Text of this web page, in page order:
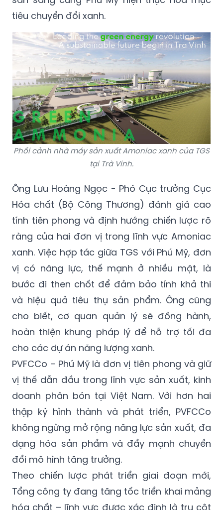
tiêu chuyển đổi xanh.
Phối cảnh nhà máy sản xuất Amoniac xanh của TGS
tại Trà Vinh.
Ông Lưu Hoàng Ngọc - Phó Cục trưởng Cục
Hóa chất (Bộ Công Thương) đánh giá cao
tính tiên phong và định hướng chiến lược rõ
ràng của hai đơn vị trong lĩnh vực Amoniac
xanh. Việc hợp tác giữa TGS với Phú Mỹ, đơn
vị có năng lực, thế mạnh ở nhiều mặt, là
bước đi then chốt để đảm bảo tính khả thi
và hiệu quả tiêu thụ sản phẩm. Ông cũng
cho biết, cơ quan quản lý sẽ đồng hành,
hoàn thiện khung pháp lý để hỗ trợ tối đa
cho các dự án năng lượng xanh.
PVFCCo – Phú Mỹ là đơn vị tiên phong và giữ
vị thế dẫn đầu trong lĩnh vực sản xuất, kinh
doanh phân bón tại Việt Nam. Với hơn hai
thập kỷ hình thành và phát triển, PVFCCo
không ngừng mở rộng năng lực sản xuất, đa
dạng hóa sản phẩm và đẩy mạnh chuyển
đổi mô hình tăng trưởng.
Theo chiến lược phát triển giai đoạn mới,
Tổng công ty đang tăng tốc triển khai mảng
hóa chất – lĩnh vực được xác định là trụ cột